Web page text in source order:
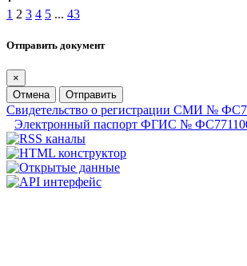
1 2 3 4 5 ... 43
Отправить документ
×
Отмена
Отправить
Свидетельство о регистрации СМИ №
Электронный паспорт ФГИС №